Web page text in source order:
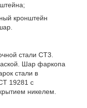
кронштейн
стали СТ3.
Шар фаркопа
стали в
19281 с
никелем.